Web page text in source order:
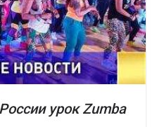
урок Zumba